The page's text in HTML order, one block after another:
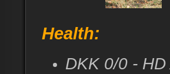
Health:
DKK 0/0 -